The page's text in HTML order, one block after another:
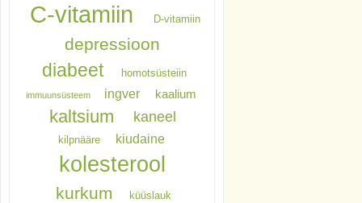
C-vitamiin D-vitamiin
depressioon
diabeet homotsüsteiin
immuunsüsteem ingver kaalium
kaltsium kaneel
kilpnääre kiudaine
kolesterool
kurkum küüslauk